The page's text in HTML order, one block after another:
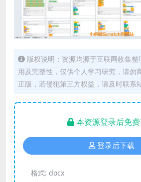
版权说明：资源均源于互联网收集
用及完整性，仅供个人学习研究，请勿
正版，若侵犯第三方权益，请及时联系
本资源登录后免
登录后下载
格式: docx